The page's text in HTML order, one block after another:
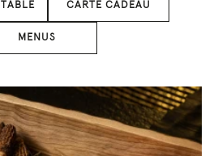
TABLE CARTE CADEAU
MENUS